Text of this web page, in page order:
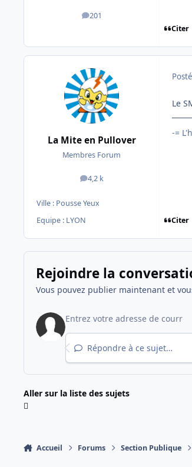
201
messages
Citer
La Mite en Pullover
Membres Forum
4,2 k
messages
Ville : Pousse Yeux
Equipe : LYON
Le
-=
Citer
Rejoindre la
Vous pouvez publier maintenant et
Répondre à ce sujet…
Aller sur la liste des sujets
Accueil Forums Section Publique